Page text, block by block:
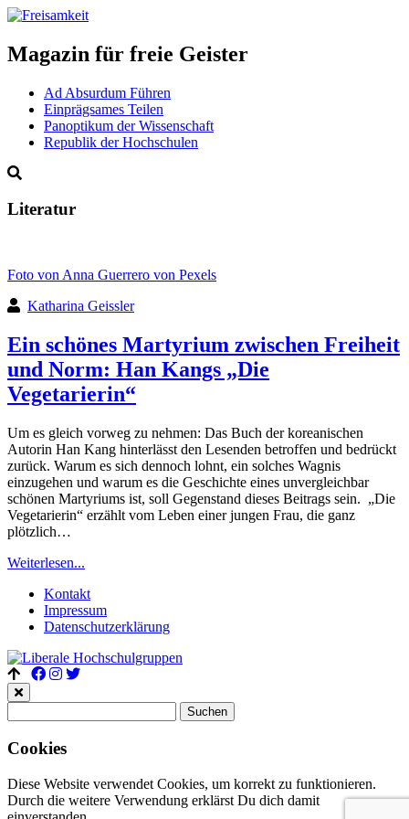
Magazin für freie Geister
Ad Absurdum Führen
Einprägsames Teilen
Panoptikum der Wissenschaft
Republik der Hochschulen
Literatur
Foto von Anna Guerrero von Pexels
Katharina Geissler
Ein schönes Martyrium zwischen Freiheit
und Norm: Han Kangs „Die
Vegetarierin“
Um es gleich vorweg zu nehmen: Das Buch der koreanischen
Autorin Han Kang hinterlässt den Lesenden betroffen und bedrückt
zurück. Warum es sich dennoch lohnt, ein solches Wagnis
einzugehen und warum es die Geschichte eines unvergleichbar
schönen Martyriums ist, soll Gegenstand dieses Beitrags sein. „Die
Vegetarierin“ erzählt vom Leben einer jungen Frau, die ganz
plötzlich…
Weiterlesen...
Kontakt
Impressum
Datenschutz­erklärung
nach:
Cookies
Diese Website verwendet Cookies, um korrekt zu funktionieren.
Durch die weitere Verwendung erklärst Du dich damit